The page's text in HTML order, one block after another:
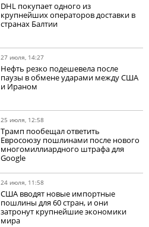
DHL покупает одного из
крупнейших операторов доставки в
странах Балтии
27 июля, 14:27
Нефть резко подешевела после
паузы в обмене ударами между США
и Ираном
25 июля, 12:58
Трамп пообещал ответить
Евросоюзу пошлинами после нового
многомиллиардного штрафа для
Google
24 июля, 11:58
США вводят новые импортные
пошлины для 60 стран, и они
затронут крупнейшие экономики
мира